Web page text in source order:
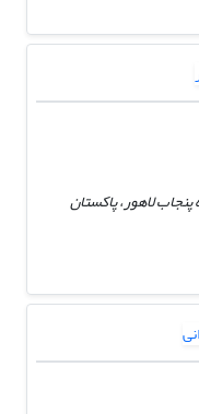
لاهور، پاکستان